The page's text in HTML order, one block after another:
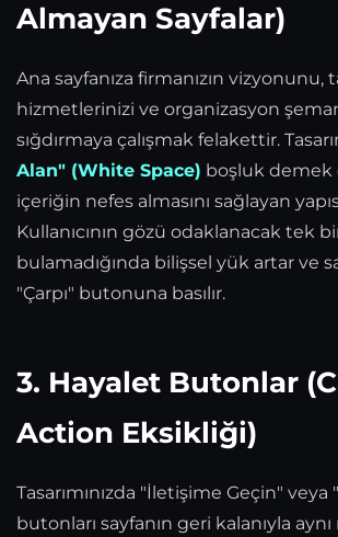
Almayan Sayfalar)
Ana sayfanıza firmanızın
hizmetlerinizi ve organizasyon
sığdırmaya çalışmak felakettir.
Alan" (White Space) boşluk demek
içeriğin nefes almasını sağlayan
Kullanıcının gözü odaklanacak tek
bulamadığında bilişsel yük artar ve
"Çarpı" butonuna basılır.
3. Hayalet Butonlar
Action Eksikliği)
Tasarımınızda "İletişime Geçin" veya
butonları sayfanın geri kalanıyla